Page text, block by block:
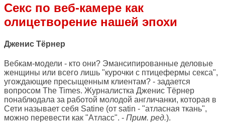
Секс по веб-камере как
олицетворение нашей эпохи
Дженис Тёрнер
Вебкам-модели - кто они? Эмансипированные деловые
женщины или всего лишь "курочки с птицефермы секса",
угождающие пресыщенным клиентам? - задается
вопросом The Times. Журналистка Дженис Тёрнер
понаблюдала за работой молодой англичанки, которая в
Сети называет себя Satine (от satin - "атласная ткань",
можно перевести как "Атласс". - Прим. ред.).